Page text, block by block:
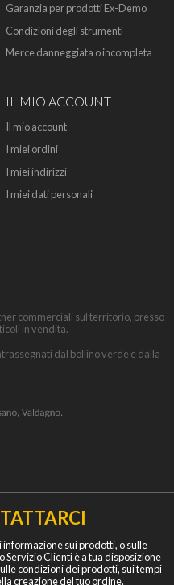
Garanzia per prodotti Ex-Demo
Condizioni degli strumenti
Merce danneggiata o incompleta
IL MIO ACCOUNT
Il mio account
I miei ordini
I miei indirizzi
I miei dati personali
commerciali sul territorio, presso
in vendita.
dal bollino verde e dalla
sui prodotti, o sulle
Clienti è a tua disposizione
condizioni dei prodotti, sui tempi
creazione del tuo ordine.